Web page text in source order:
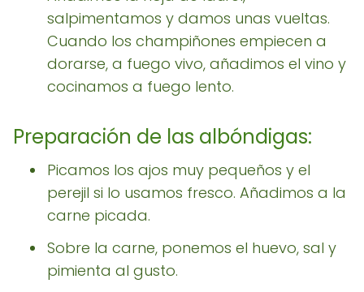
salpimentamos y damos unas vueltas.
Cuando los champiñones empiecen a
dorarse, a fuego vivo, añadimos el vino y
cocinamos a fuego lento.
Preparación de las albóndigas:
Picamos los ajos muy pequeños y el
perejil si lo usamos fresco. Añadimos a la
carne picada.
Sobre la carne, ponemos el huevo, sal y
pimienta al gusto.